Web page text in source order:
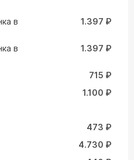
в
1.397 ₽
в
1.397 ₽
715 ₽
1.100 ₽
473 ₽
4.730 ₽